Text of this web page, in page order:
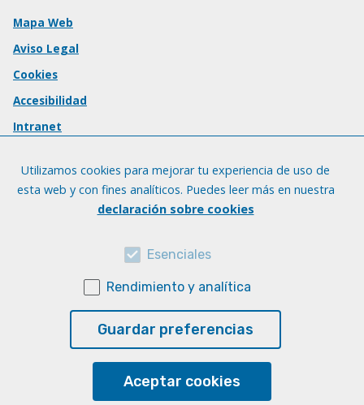
Mapa Web
Aviso Legal
Cookies
Accesibilidad
Intranet
Utilizamos cookies para mejorar tu experiencia de uso de
esta web y con fines analíticos. Puedes leer más en nuestra
declaración sobre cookies
Esenciales
Rendimiento y analítica
Guardar preferencias
Aceptar cookies